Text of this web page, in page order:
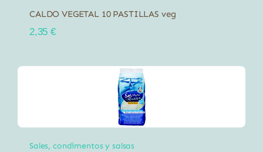
CALDO VEGETAL 10 PASTILLAS veg
2,35€
Sales, condimentos y salsas